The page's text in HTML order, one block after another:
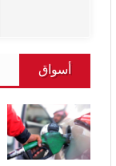
أسواق